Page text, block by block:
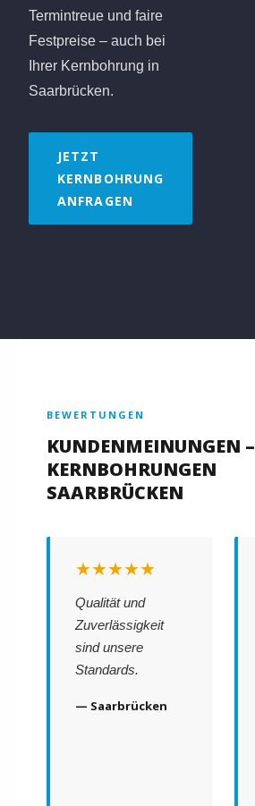
Termintreue und faire
Festpreise – auch bei
Ihrer Kernbohrung in
Saarbrücken.
JETZT
KERNBOHRUNG
ANFRAGEN
BEWERTUNGEN
KUNDENMEINUNGEN –
KERNBOHRUNGEN
SAARBRÜCKEN
★★★★★
Qualität und
Zuverlässigkeit
sind unsere
Standards.
— Saarbrücken